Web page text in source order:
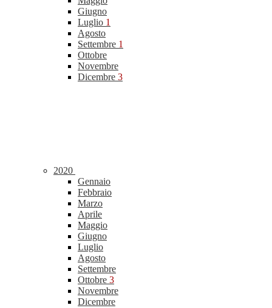
Giugno
Luglio 1
Agosto
Settembre 1
Ottobre
Novembre
Dicembre 3
2020
Gennaio
Febbraio
Marzo
Aprile
Maggio
Giugno
Luglio
Agosto
Settembre
Ottobre 3
Novembre
Dicembre